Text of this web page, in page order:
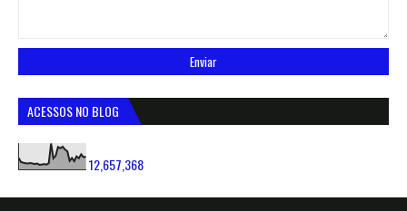
ACESSOS NO BLOG
12,657,368